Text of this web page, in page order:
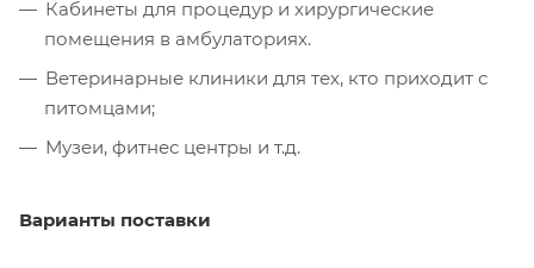
Кабинеты для процедур и хирургические
помещения в амбулаториях.
Ветеринарные клиники для тех, кто приходит с
питомцами;
Музеи, фитнес центры и т.д.
Варианты поставки